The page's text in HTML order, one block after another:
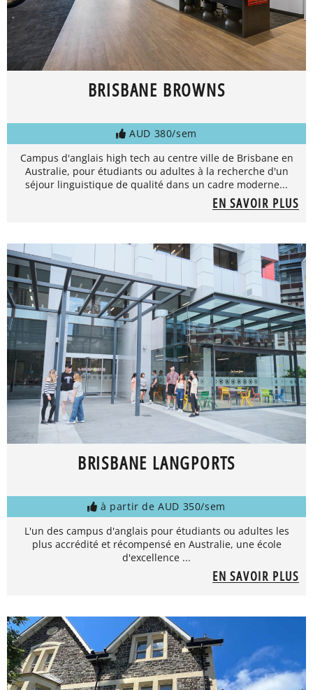
BRISBANE BROWNS
AUD 380/sem
Campus d'anglais high tech au centre ville de Brisbane en
Australie, pour étudiants ou adultes à la recherche d'un
séjour linguistique de qualité dans un cadre moderne...
EN SAVOIR PLUS
BRISBANE LANGPORTS
à partir de AUD 350/sem
L'un des campus d'anglais pour étudiants ou adultes les
plus accrédité et récompensé en Australie, une école
d'excellence ...
EN SAVOIR PLUS